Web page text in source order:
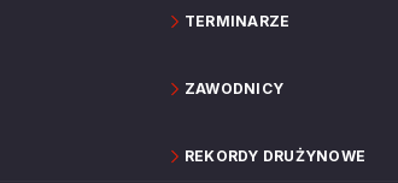
TERMINARZE
ZAWODNICY
REKORDY DRUŻYNOWE